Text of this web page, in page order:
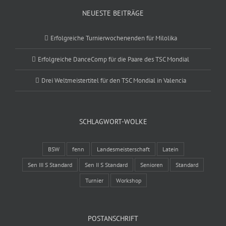
NEUESTE BEITRÄGE
Erfolgreiche Turnierwochenenden für Milolika
Erfolgreiche DanceComp für die Paare des TSC Mondial
Drei Weltmeistertitel für den TSC Mondial in Valencia
SCHLAGWORT-WOLKE
BSW fenn Landesmeisterschaft Latein
Sen III S Standard Sen II S Standard Senioren Standard
Turnier Workshop
POSTANSCHRIFT